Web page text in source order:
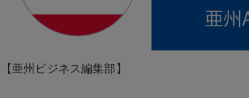
【亜州ビジネス編集部】